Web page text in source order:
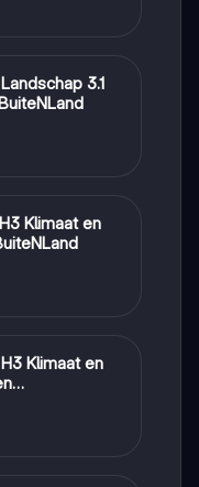
3.1
Klimaat en
Klimaat en